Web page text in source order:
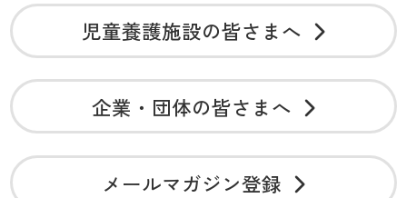
児童養護施設の皆さまへ
企業・団体の皆さまへ
メールマガジン登録